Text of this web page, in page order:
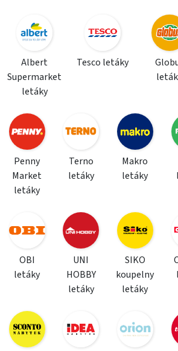
Albert
Supermarket
letáky
Tesco letáky
Penny
Market
letáky
Terno
letáky
Makro
letáky
OBI
letáky
UNI
HOBBY
letáky
SIKO
koupelny
letáky